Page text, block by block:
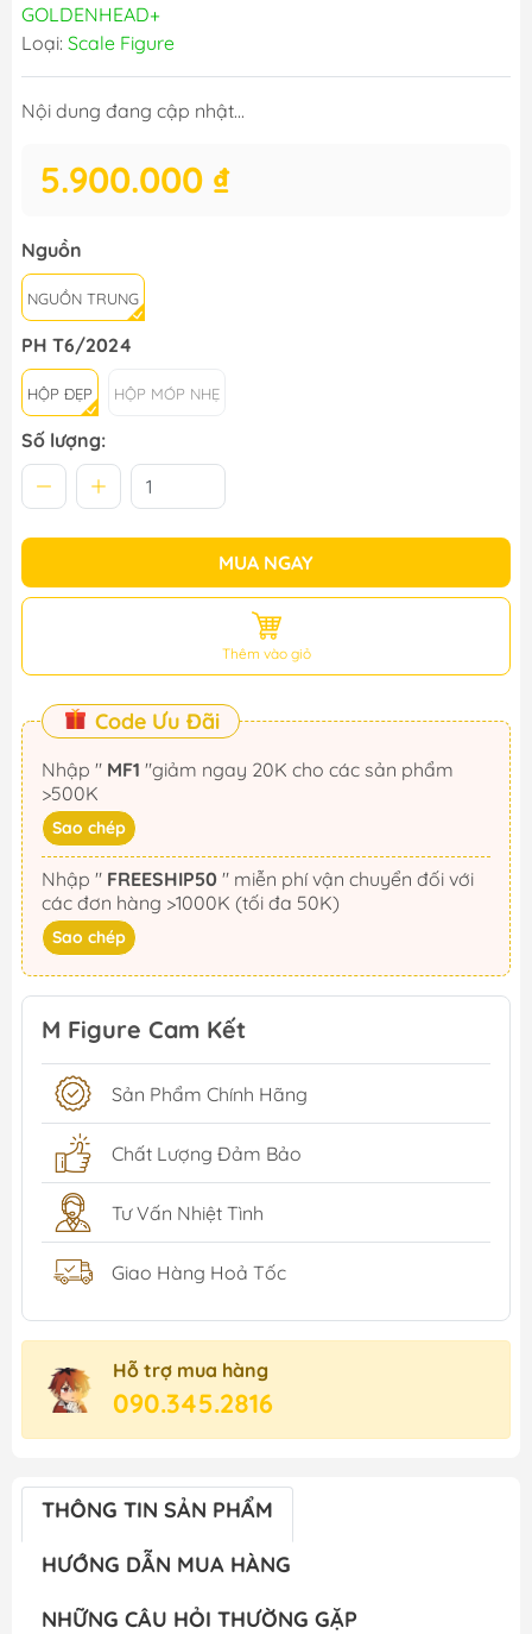
GOLDENHEAD+
Loại: Scale Figure
Nội dung đang cập nhật...
5.900.000 ₫
Nguồn
NGUỒN TRUNG
PH T6/2024
HỘP ĐẸP HỘP MÓP NHẸ
Số lượng:
MUA NGAY
Thêm vào giỏ
Code Ưu Đãi
Nhập " MF1
>500K
Sao chép
Nhập " FREESHIP50
các đơn hàng >1000K (tối đa 50K)
Sao chép
M Figure Cam Kết
Sản Phẩm Chính Hãng
Chất Lượng Đảm Bảo
Tư Vấn Nhiệt Tình
Giao Hàng Hoả Tốc
Hỗ trợ mua hàng
090.345.2816
THÔNG TIN SẢN PHẨM
HƯỚNG DẪN MUA HÀNG
NHỮNG CÂU HỎI THƯỜNG GẶP